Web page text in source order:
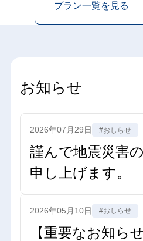
プラン一覧を見る
お知らせ
2026年07月29日 #おしらせ
謹んで地震災害
申し上げます。
2026年05月10日 #おしらせ
【重要なお知ら